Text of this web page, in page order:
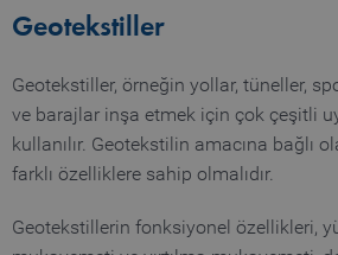
Geotekstiller
Geotekstiller, örneğin yollar, tüneller,
ve barajlar inşa etmek için çok çeşitli
kullanılır. Geotekstilin amacına bağlı
farklı özelliklere sahip olmalıdır.
Geotekstillerin fonksiyonel özellikleri,